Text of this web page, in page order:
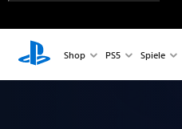
Shop PS5 Spiele